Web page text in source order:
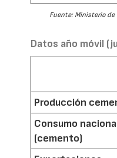
Fuente: Ministerio
Datos año móvil
Producción
Consumo
(cemento)